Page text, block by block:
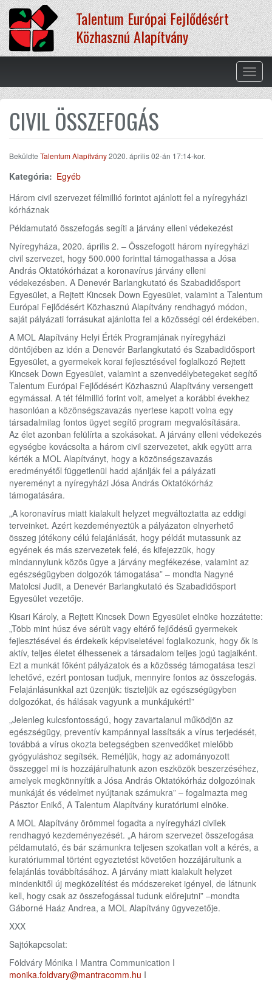
Ugrás
a
tartalomra
Talentum Európai Fejlődésért
Közhasznú Alapítvány
CIVIL ÖSSZEFOGÁS
Beküldte Talentum Alapítvány2020. április 02-án 17:14-kor.
Kategória: Egyéb
Három civil szervezet félmillió forintot ajánlott fel a nyíregyházi
kórháznak
Példamutató összefogás segíti a járvány elleni védekezést
Nyíregyháza, 2020. április 2. – Összefogott három nyíregyházi
civil szervezet, hogy 500.000 forinttal támogathassa a Jósa
András Oktatókórházat a koronavírus járvány elleni
védekezésben. A Denevér Barlangkutató és Szabadidősport
Egyesület, a Rejtett Kincsek Down Egyesület, valamint a Talentum
Európai Fejlődésért Közhasznú Alapítvány rendhagyó módon,
saját pályázati forrásukat ajánlotta fel a közösségi cél érdekében.
A MOL Alapítvány Helyi Érték Programjának nyíregyházi
döntőjében az idén a Denevér Barlangkutató és Szabadidősport
Egyesület, a gyermekek korai fejlesztésével foglalkozó Rejtett
Kincsek Down Egyesület, valamint a szenvedélybetegeket segítő
Talentum Európai Fejlődésért Közhasznú Alapítvány versengett
egymással. A tét félmillió forint volt, amelyet a korábbi évekhez
hasonlóan a közönségszavazás nyertese kapott volna egy
társadalmilag fontos ügyet segítő program megvalósítására.
Az élet azonban felülírta a szokásokat. A járvány elleni védekezés
egységbe kovácsolta a három civil szervezetet, akik együtt arra
kérték a MOL Alapítványt, hogy a közönségszavazás
eredményétől függetlenül hadd ajánlják fel a pályázati
nyereményt a nyíregyházi Jósa András Oktatókórház
támogatására.
„A koronavírus miatt kialakult helyzet megváltoztatta az eddigi
terveinket. Azért kezdeményeztük a pályázaton elnyerhető
összeg jótékony célú felajánlását, hogy példát mutassunk az
egyének és más szervezetek felé, és kifejezzük, hogy
mindannyiunk közös ügye a járvány megfékezése, valamint az
egészségügyben dolgozók támogatása” – mondta Nagyné
Matolcsi Judit, a Denevér Barlangkutató és Szabadidősport
Egyesület vezetője.
Kisari Károly, a Rejtett Kincsek Down Egyesület elnöke hozzátette:
„Több mint húsz éve sérült vagy eltérő fejlődésű gyermekek
fejlesztésével és érdekeik képviseletével foglalkozunk, hogy ők is
aktív, teljes életet élhessenek a társadalom teljes jogú tagjaiként.
Ezt a munkát főként pályázatok és a közösség támogatása teszi
lehetővé, ezért pontosan tudjuk, mennyire fontos az összefogás.
Felajánlásunkkal azt üzenjük: tiszteljük az egészségügyben
dolgozókat, és hálásak vagyunk a munkájukért!”
„Jelenleg kulcsfontosságú, hogy zavartalanul működjön az
egészségügy, preventív kampánnyal lassítsák a vírus terjedését,
továbbá a vírus okozta betegségben szenvedőket mielőbb
gyógyuláshoz segítsék. Reméljük, hogy az adományozott
összeggel mi is hozzájárulhatunk azon eszközök beszerzéséhez,
amelyek megkönnyítik a Jósa András Oktatókórház dolgozóinak
munkáját és védelmet nyújtanak számukra” – fogalmazta meg
Pásztor Enikő, A Talentum Alapítvány kuratóriumi elnöke.
A MOL Alapítvány örömmel fogadta a nyíregyházi civilek
rendhagyó kezdeményezését. „A három szervezet összefogása
példamutató, és bár számunkra teljesen szokatlan volt a kérés, a
kuratóriummal történt egyeztetést követően hozzájárultunk a
felajánlás továbbításához. A járvány miatt kialakult helyzet
mindenkitől új megközelítést és módszereket igényel, de látnunk
kell, hogy csak az összefogással tudunk előrejutni” –mondta
Gáborné Haáz Andrea, a MOL Alapítvány ügyvezetője.
XXX
Sajtókapcsolat:
Földváry Mónika I Mantra Communication I
monika.foldvary@mantracomm.hu I